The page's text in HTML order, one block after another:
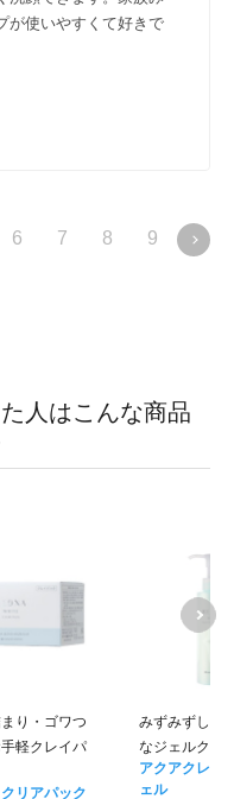
が使いやすくて好きで
6 7 8 9 10
人はこんな商品
り・ゴワつ
軽クレイパ
リアパック
みずみずしく
なジェルクレ
アクアクレン
ェル